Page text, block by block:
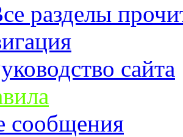
разделы
сайта
сообщения